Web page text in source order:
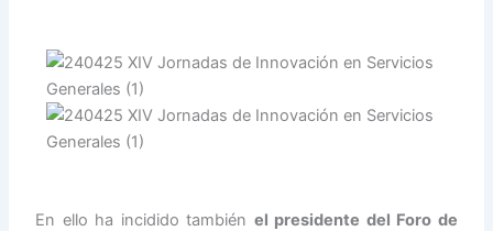
En ello ha incidido también el presidente del Foro de